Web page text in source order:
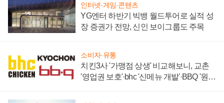
인터넷·게임·콘텐츠
YG엔터 하반기 빅뱅 월드투어로 실적 성
장 증권가 전망, 신인 보이그룹도 주목
소비자·유통
치킨3사 '가맹점 상생' 비교해보니, 교촌
'영업권 보호'·bhc '신메뉴 개발'·BBQ '원가